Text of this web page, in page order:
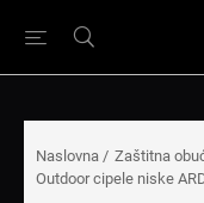
Naslovna / Zaštitna
Outdoor cipele niske